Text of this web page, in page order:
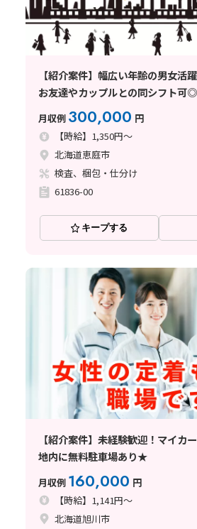
【紹介案件】幅広い年齢の男女
お友達やカップルとの同シフト可◎
月収例 300,000 円
【時給】1,350円～
北海道恵庭市
検査、梱包・仕分け
61836-00
キープする
【紹介案件】未経験歓迎！マイカ
地内に無料駐車場あり★
月収例 160,000 円
【時給】1,141円～
北海道旭川市